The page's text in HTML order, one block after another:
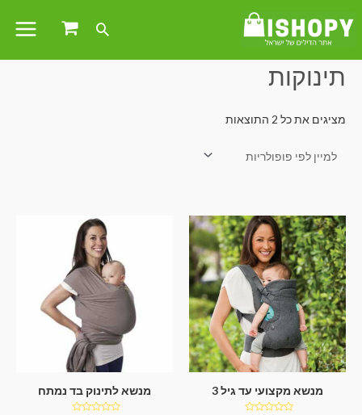
עמוד הבית/ מוצרים המתויגים “תינוקות”
תינוקות
מציגים את כל ⁦2⁩ התוצאות
מנשא מקצועי עד גיל 3 מנשא לתינוק בד נמתח